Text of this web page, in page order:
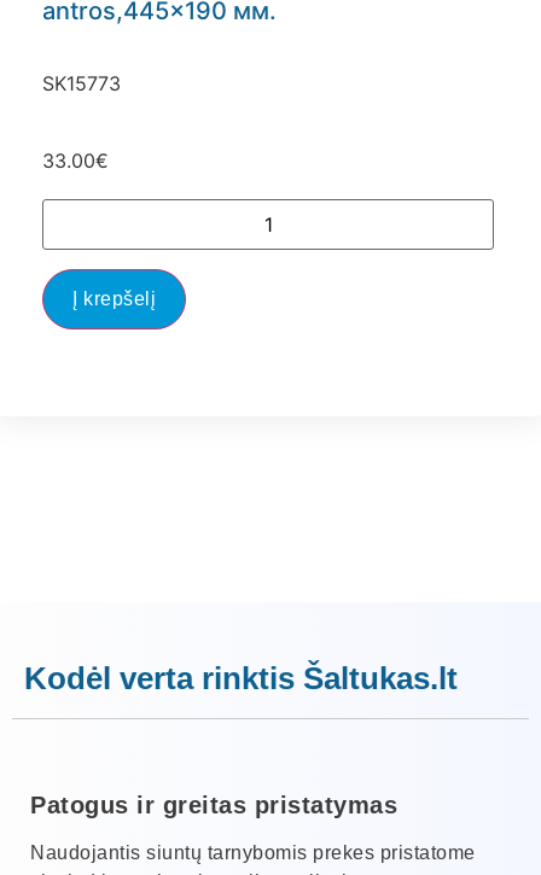
antros,445×190 мм.
SK15773
33.00€
Į krepšelį
Kodėl verta rinktis Šaltukas.lt
Patogus ir greitas pristatymas
Naudojantis siuntų tarnybomis prekes pristatome